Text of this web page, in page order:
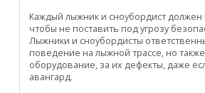
Каждый лыжник и сноубордист должен
чтобы не поставить под угрозу
Лыжники и сноубордисты
поведение на лыжной трассе, но
оборудование, за их дефекты, даже
авангард.